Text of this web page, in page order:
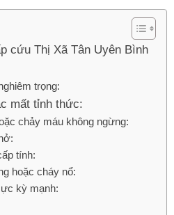
cứu Thị Xã Tân Uyên Bình
trọng:
mất tỉnh thức:
chảy máu không ngừng:
tính:
hoặc cháy nổ:
kỳ mạnh: